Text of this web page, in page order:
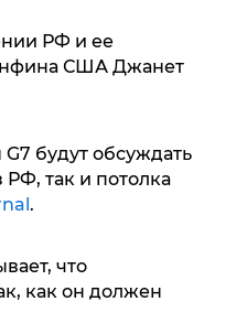
РФ и ее
США Джанет
будут обсуждать
так и потолка
.
что
как он должен